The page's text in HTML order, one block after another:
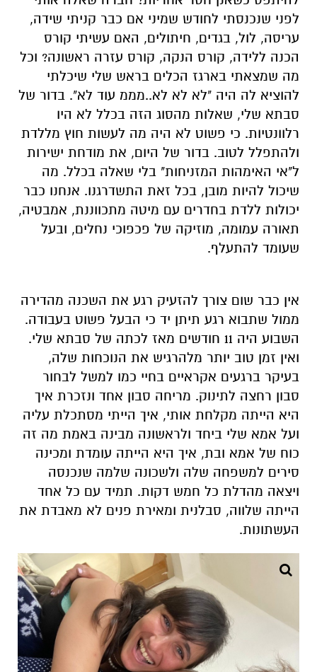
לפני שנכנסתי לחודש שמיני אם כבר קניתי שידה,
עריסה, לול, בגדים, חיתולים, האם עשיתי קורס
הכנה ללידה, קורס הנקה, קורס עזרה ראשונה? וכל
מה שמצאתי בארגז הכלים בראש שלי שיכלתי
להוציא לה היה "לא לא לא..מממ עוד לא". בדור של
סבתא שלי, שאלות מהסוג הזה בכלל לא היו
רלוונטיות. כי פשוט לא היה מה לעשות חוץ מללדת
ולהתפלל לטוב. בדור של היום, את מודחת ישירות
ל"אי האימהות המזניחות" בלי שאלה בכלל. מה
שיכול להיות מובן, בכל זאת התשדרגנו. אנחנו כבר
יכולות ללדת בחדרים עם מיטה מתכווננת, אמבטיה,
תאורה עמומה, מוזיקה של פכפוכי נחלים, ובעל
שעומד להתעלף.
אין כבר שום צורך להזעיק רגע את השכנה מהדירה
ממול שתבוא רגע תיתן יד כי הבעל פשוט בעבודה.
השבוע היה 11 חודשים מאז לכתה של סבתא שלי.
ואין זמן טוב יותר מלהרגיש את הנוכחות שלה,
בעיקר ברגעים אקראיים בחיי כמו למשל לבחור
סבון רחצה לתינוק. מריחה סבון אחד ונזכרת איך
היא הייתה מקלחת אותי, איך הייתי מסתכלת עליה
ועל אמא שלי ביחד ולראשונה מבינה באמת מה זה
כוח של אמא ובת, איך היא הייתה עומדת ומכינה
סירים למשפחה שלה ולשכונה שלמה שנכנסה
ויצאה מהדלת כל חמש דקות. תמיד עם כל אחד
הייתה שלווה, סבלנית ומאירת פנים לא מאבדת את
העשתונות.